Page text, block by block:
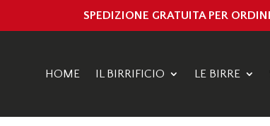
SPEDIZIONE GRATUITA PER
HOME IL BIRRIFICIO LE BIRRE